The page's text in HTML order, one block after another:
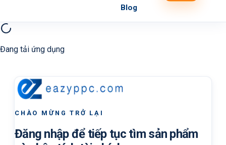
Blog
Đang tải ứng dụng
CHÀO MỪNG TRỞ LẠI
Đăng nhập để tiếp tục tìm sản phẩm